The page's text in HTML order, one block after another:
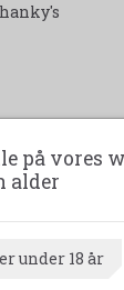
på vores
alder
under 18 år